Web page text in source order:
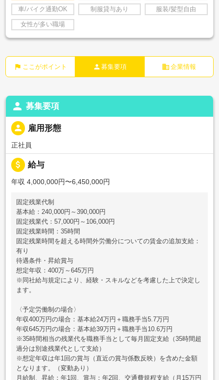
車/バイク通勤OK 制服貸与あり 服装/髪型自由
女性が多い職場
flag ここがポイント person 募集要項 business 企業情報
person 募集要項
person 雇用形態
正社員
attach_money 給与
年収 4,000,000円〜6,450,000円
固定残業代制
基本給：240,000円～390,000円
固定残業代：57,000円～106,000円
固定残業時間：35時間
固定残業時間を超える時間外労働分についての賃金の追加支給：
有り
待遇条件・昇給賞与
想定年収：400万～645万円
※同社給与規定により、経験・スキルなどを考慮した上で決定し
ます。
〈予定労働制の場合〉
年収400万円の場合：基本給24万円＋職務手当5.7万円
年収645万円の場合：基本給39万円＋職務手当10.6万円
※35時間相当の残業代を職務手当として毎月固定支給（35時間超
過分は別途残業代として支給）
※想定年収は年1回の賞与（直近の賞与係数反映）を含めた金額
となります。（変動あり）
月給制、昇給：年1回、賞与：年2回、交通費規程支給（月15万円